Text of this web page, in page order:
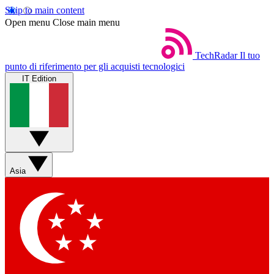
Skip to main content
Open menu Close main menu
TechRadar Il tuo
punto di riferimento per gli acquisti tecnologici
IT Edition
Asia